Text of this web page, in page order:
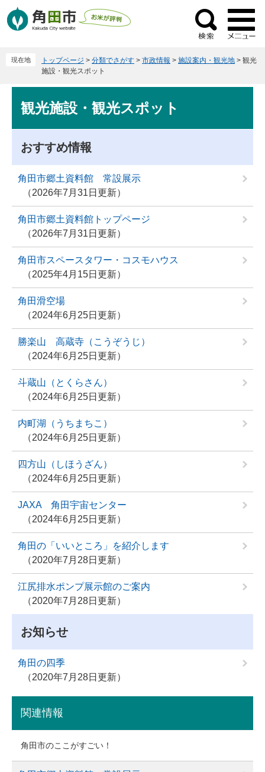
ー
ニ
検
索
現在地 トップページ > 分類でさがす > 市政情報 > 施設案内・観光地 > 観光
施設・観光スポット
文観光施設・観光スポット
おすすめ情報
角田市郷土資料館 常設展示
2026年7月31日更新
角田市郷土資料館トップページ
2026年7月31日更新
角田市スペースタワー・コスモハウス
2025年4月15日更新
角田滑空場
2024年6月25日更新
勝楽山 高蔵寺（こうぞうじ）
2024年6月25日更新
斗蔵山（とくらさん）
2024年6月25日更新
内町湖（うちまちこ）
2024年6月25日更新
四方山（しほうざん）
2024年6月25日更新
JAXA 角田宇宙センター
2024年6月25日更新
角田の「いいところ」を紹介します
2020年7月28日更新
江尻排水ポンプ展示館のご案内
2020年7月28日更新
お知らせ
角田の四季
2020年7月28日更新
関連情報
角田市のここがすごい！